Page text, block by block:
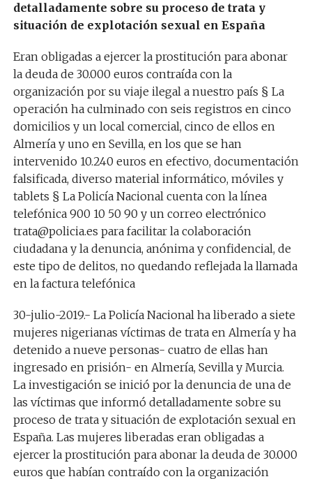
detalladamente sobre su proceso de trata y
situación de explotación sexual en España
Eran obligadas a ejercer la prostitución para abonar
la deuda de 30.000 euros contraída con la
organización por su viaje ilegal a nuestro país § La
operación ha culminado con seis registros en cinco
domicilios y un local comercial, cinco de ellos en
Almería y uno en Sevilla, en los que se han
intervenido 10.240 euros en efectivo, documentación
falsificada, diverso material informático, móviles y
tablets § La Policía Nacional cuenta con la línea
telefónica 900 10 50 90 y un correo electrónico
trata@policia.es para facilitar la colaboración
ciudadana y la denuncia, anónima y confidencial, de
este tipo de delitos, no quedando reflejada la llamada
en la factura telefónica
30-julio-2019.- La Policía Nacional ha liberado a siete
mujeres nigerianas víctimas de trata en Almería y ha
detenido a nueve personas- cuatro de ellas han
ingresado en prisión- en Almería, Sevilla y Murcia.
La investigación se inició por la denuncia de una de
las víctimas que informó detalladamente sobre su
proceso de trata y situación de explotación sexual en
España. Las mujeres liberadas eran obligadas a
ejercer la prostitución para abonar la deuda de 30.000
euros que habían contraído con la organización